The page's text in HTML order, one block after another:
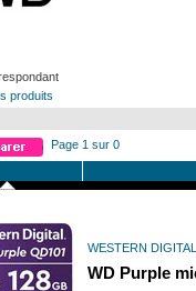
produits
Page 1 sur 0
WESTERN DIGITAL
WD Purple